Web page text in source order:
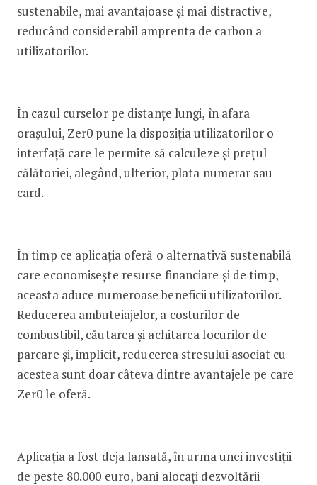
sustenabile, mai avantajoase și mai distractive,
reducând considerabil amprenta de carbon a
utilizatorilor.
În cazul curselor pe distanțe lungi, în afara
orașului, Zer0 pune la dispoziția utilizatorilor o
interfață care le permite să calculeze și prețul
călătoriei, alegând, ulterior, plata numerar sau
card.
În timp ce aplicația oferă o alternativă sustenabilă
care economisește resurse financiare și de timp,
aceasta aduce numeroase beneficii utilizatorilor.
Reducerea ambuteiajelor, a costurilor de
combustibil, căutarea și achitarea locurilor de
parcare și, implicit, reducerea stresului asociat cu
acestea sunt doar câteva dintre avantajele pe care
Zer0 le oferă.
Aplicația a fost deja lansată, în urma unei investiții
de peste 80.000 euro, bani alocați dezvoltării